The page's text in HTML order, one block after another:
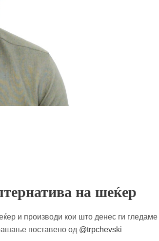
на шеќер
и производи кои што денес ги гледаме
поставено од @trpchevski